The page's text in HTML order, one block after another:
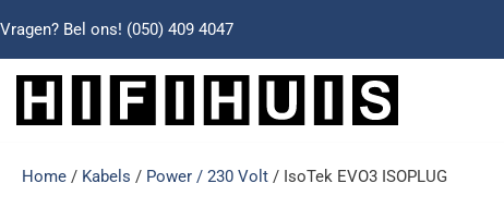
Vragen? Bel ons! (050) 409 4047
Home / Kabels / Power / 230 Volt / IsoTek EVO3 ISOPLUG